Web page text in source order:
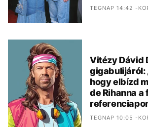
TEGNAP 14:42 -
Vitézy Dávid
gigabulijáról:
hogy elbízd
de Rihanna a
TEGNAP 10:05 -